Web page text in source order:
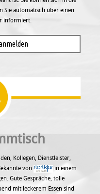
Sie automatisch über einen
informiert.
Kollegen, Dienstleister,
von
in einem
Gute Gespräche, tolle
mit leckerem Essen sind